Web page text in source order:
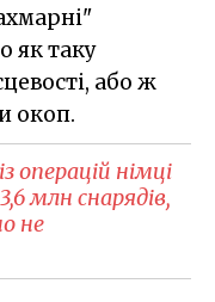
як таку
або ж
окоп.
операцій німці
млн снарядів,
не